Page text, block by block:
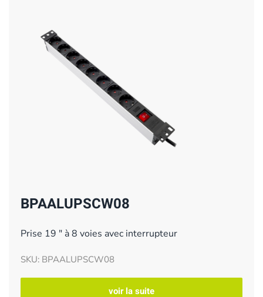
BPAALUPSCW08
Prise 19 " à 8 voies avec interrupteur
SKU: BPAALUPSCW08
voir la suite